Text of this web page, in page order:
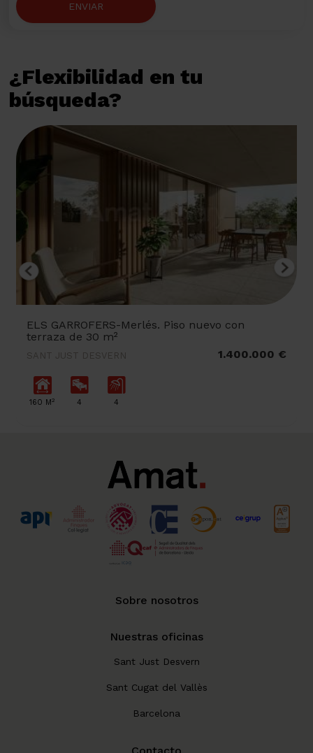
ENVIAR
¿Flexibilidad en tu
búsqueda?
ELS GARROFERS-Merlés. Piso nuevo con
terraza de 30 m²
SANT JUST DESVERN 1.400.000 €
160 M 2 4 4
Sobre nosotros
Nuestras oficinas
Sant Just Desvern
Sant Cugat del Vallès
Barcelona
Contacto